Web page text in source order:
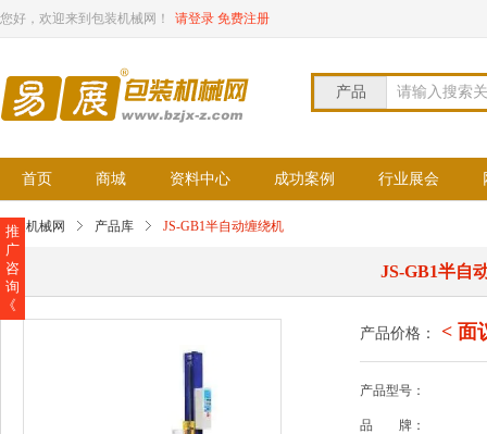
您好，欢迎来到包装机械网！ 请登录 免费注册
产品 请输入搜索
首页 商城 资料中心 成功案例 行业展会
包装机械网 产品库 JS-GB1半自动缠绕机
JS-GB1半自
产品价格： < 面
产品型号：
品 牌：
推
广
咨
询
《